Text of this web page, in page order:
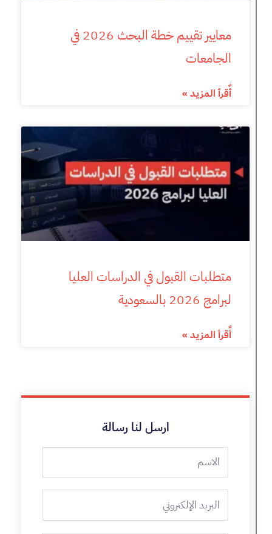
معايير تقييم خطة البحث 2026 في
الجامعات
أٌقرأ المزيد »
متطلبات القبول في الدراسات العليا
لبرامج 2026 بالسعودية
أٌقرأ المزيد »
ارسل لنا رسالة
الاسم
الإلكتروني